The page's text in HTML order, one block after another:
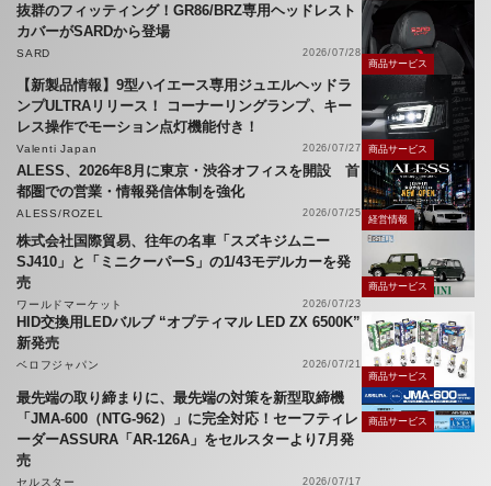
抜群のフィッティング！GR86/BRZ専用ヘッドレスト
カバーがSARDから登場
SARD
2026/07/28
商品サービス
【新製品情報】9型ハイエース専用ジュエルヘッドラ
ンプULTRAリリース！ コーナーリングランプ、キー
レス操作でモーション点灯機能付き！
Valenti Japan 2026/07/27 商品サービス
ALESS、2026年8月に東京・渋谷オフィスを開設 首
都圏での営業・情報発信体制を強化
ALESS/ROZEL 2026/07/25
経営情報
株式会社国際貿易、往年の名車「スズキジムニー
SJ410」と「ミニクーパーS」の1/43モデルカーを発
売
ワールドマーケット 2026/07/23
商品サービス
HID交換用LEDバルブ “オプティマル LED ZX 6500K”
新発売
ベロフジャパン
2026/07/21
商品サービス
最先端の取り締まりに、最先端の対策を新型取締機
「JMA-600（NTG-962）」に完全対応！セーフティレ
ーダーASSURA「AR-126A」をセルスターより7月発
売
セルスター 2026/07/17
商品サービス